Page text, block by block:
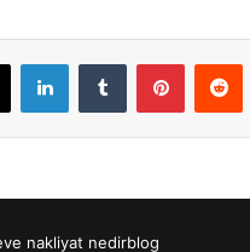
X LinkedInTumblr Pinterest
nakliyat nedirblog